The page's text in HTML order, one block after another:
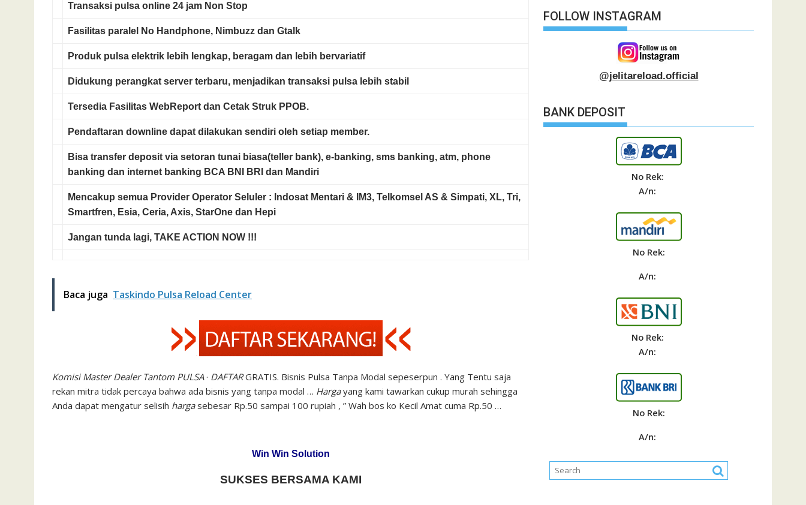
Transaksi pulsa online 24 jam Non Stop
Fasilitas paralel No Handphone, Nimbuzz dan Gtalk
Produk pulsa elektrik lebih lengkap, beragam dan lebih bervariatif
Didukung perangkat server terbaru, menjadikan transaksi pulsa lebih stabil
Tersedia Fasilitas WebReport dan Cetak Struk PPOB.
Pendaftaran downline dapat dilakukan sendiri oleh setiap member.
Bisa transfer deposit via setoran tunai biasa(teller bank), e-banking, sms banking, atm, phone
banking dan internet banking BCA BNI BRI dan Mandiri
Mencakup semua Provider Operator Seluler : Indosat Mentari & IM3, Telkomsel AS & Simpati, XL, Tri,
Smartfren, Esia, Ceria, Axis, StarOne dan Hepi
Jangan tunda lagi, TAKE ACTION NOW !!!
Baca juga Taskindo Pulsa Reload Center
Komisi Master Dealer Tantom PULSA· DAFTARGRATIS. Bisnis Pulsa Tanpa Modal sepeserpun . Yang Tentu saja
rekan mitra tidak percaya bahwa ada bisnis yang tanpa modal … Hargayang kami tawarkan cukup murah sehingga
Anda dapat mengatur selisih hargasebesar Rp.50 sampai 100 rupiah , ” Wah bos ko Kecil Amat cuma Rp.50 …
Win Win Solution
SUKSES BERSAMA KAMI
FOLLOW INSTAGRAM
@jelitareload.official
BANK DEPOSIT
No Rek:
A/n:
No Rek:
A/n:
No Rek:
A/n:
No Rek:
A/n: